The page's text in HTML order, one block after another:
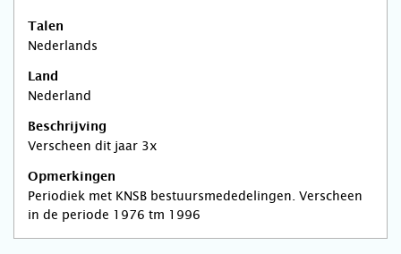
Talen
Nederlands
Land
Nederland
Beschrijving
Verscheen dit jaar 3x
Opmerkingen
Periodiek met KNSB bestuursmededelingen. Verscheen
in de periode 1976 tm 1996